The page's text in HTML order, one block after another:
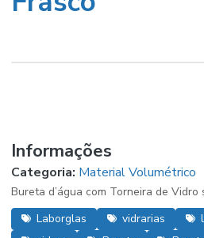
Informações
Categoria: Material Volumétrico
Bureta d’água com Torneira de Vidro
Laborglas
vidrarias